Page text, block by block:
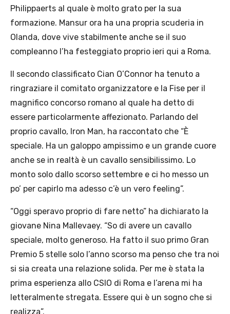
Philippaerts al quale è molto grato per la sua
formazione. Mansur ora ha una propria scuderia in
Olanda, dove vive stabilmente anche se il suo
compleanno l’ha festeggiato proprio ieri qui a Roma.
Il secondo classificato Cian O’Connor ha tenuto a
ringraziare il comitato organizzatore e la Fise per il
magnifico concorso romano al quale ha detto di
essere particolarmente affezionato. Parlando del
proprio cavallo, Iron Man, ha raccontato che “È
speciale. Ha un galoppo ampissimo e un grande cuore
anche se in realtà è un cavallo sensibilissimo. Lo
monto solo dallo scorso settembre e ci ho messo un
po’ per capirlo ma adesso c’è un vero feeling”.
“Oggi speravo proprio di fare netto” ha dichiarato la
giovane Nina Mallevaey. “So di avere un cavallo
speciale, molto generoso. Ha fatto il suo primo Gran
Premio 5 stelle solo l’anno scorso ma penso che tra noi
si sia creata una relazione solida. Per me è stata la
prima esperienza allo CSIO di Roma e l’arena mi ha
letteralmente stregata. Essere qui è un sogno che si
realizza”.